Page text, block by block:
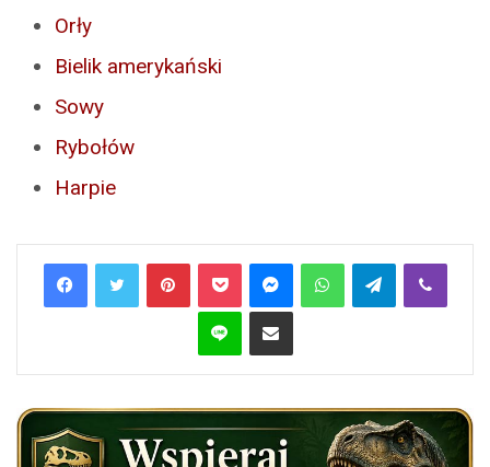
Orły
Bielik amerykański
Sowy
Rybołów
Harpie
PinterestPocket MessengerWhatsAppTelegramViber
Line Share via Email